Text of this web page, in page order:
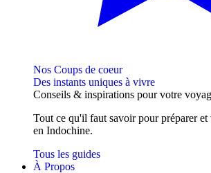
Nos Coups de coeur
Des instants uniques à vivre
Conseils & inspirations pour votre
Tout ce qu'il faut savoir pour préparer
en Indochine.
Tous les guides
À Propos